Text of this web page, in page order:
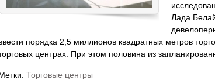
Лада
порядка 2,5 миллионов квадратных метров
центрах. При этом половина из
Торговые центры